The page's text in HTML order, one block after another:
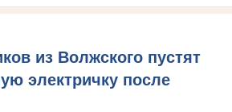
из Волжского пустят
электричку после